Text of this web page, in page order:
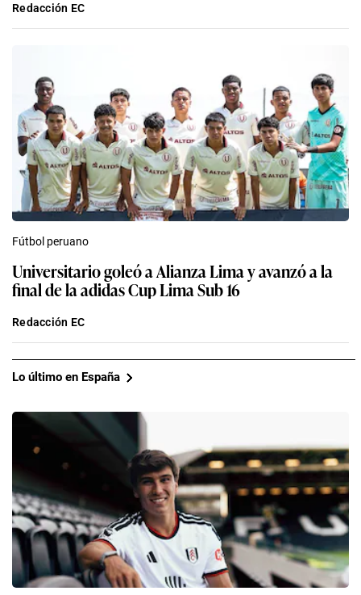
Redacción EC
Fútbol peruano
Universitario goleó a Alianza Lima y avanzó a la
final de la adidas Cup Lima Sub 16
Redacción EC
Lo último en España